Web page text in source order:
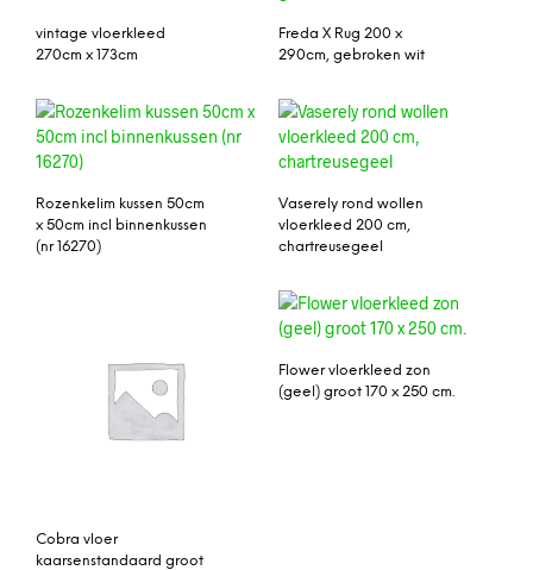
vintage vloerkleed
270cm x 173cm
Freda X Rug 200 x
290cm, gebroken wit
Rozenkelim kussen 50cm
x 50cm incl binnenkussen
(nr 16270)
Vaserely rond wollen
vloerkleed 200 cm,
chartreusegeel
Cobra vloer
kaarsenstandaard groot
Flower vloerkleed zon
(geel) groot 170 x 250 cm.